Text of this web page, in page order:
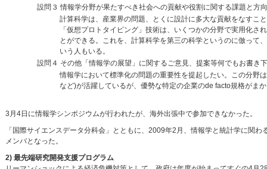
設問３ 情報学分野が果たすべき社会への貢献や役割に関する課題と方
計算科学は、産業界の問題、とくに設計に多大な貢献をなすこ
「仮想プロトタイピング」技術は、いくつかの分野で実用化
とができる。これを、計算科学を第三の科学というのに倣って
いう人もいる。
設問４ その他「情報学の展望」に関するご意見、提案等何でもお書き
情報学において標準化の問題の重要性を提起したい。この分野
など)が活躍しているが、優勢な特定の企業のde facto規格がま
3月4日に情報学シンポジウムが行われたが、海外出張中で参加できなかった。
「国際サイエンスデータ分科会」とともに、2009年2月、情報学と統計学に関
メンバとなった。
2) 最先端研究開発支援プログラム